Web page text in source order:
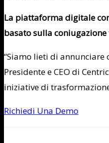
La piattaforma digitale
basato sulla
“Siamo lieti di annunciare
Presidente e CEO di
iniziative di
Richiedi Una Demo